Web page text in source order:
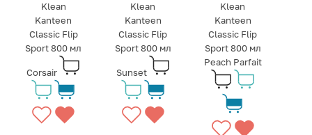
Klean
Kanteen
Classic Flip
Sport 800 мл
Corsair
Klean
Kanteen
Classic Flip
Sport 800 мл
Sunset
Klean
Kanteen
Classic Flip
Sport 800 мл
Peach Parfait